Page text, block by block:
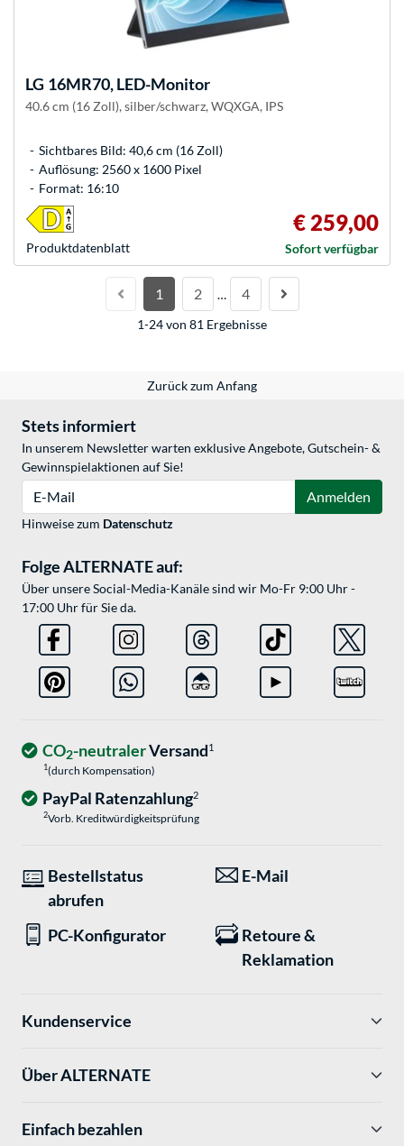
LG 16MR70, LED-Monitor
40.6 cm (16 Zoll), silber/schwarz, WQXGA, IPS
Sichtbares Bild: 40,6 cm (16 Zoll)
Auflösung: 2560 x 1600 Pixel
Format: 16:10
Produkt­datenblatt
€ 259,00
Sofort verfügbar
1 2 … 4
1-24 von 81 Ergebnisse
Zurück zum Anfang
Stets informiert
In unserem Newsletter warten exklusive Angebote, Gutschein- &
Gewinnspielaktionen auf Sie!
Anmelden
Hinweise zum Datenschutz
Folge ALTERNATE auf:
Über unsere Social-Media-Kanäle sind wir Mo-Fr 9:00 Uhr -
17:00 Uhr für Sie da.
CO2-neutralerVersand1
1(durch Kompensation)
PayPal Ratenzahlung2
2Vorb. Kreditwürdigkeitsprüfung
Bestellstatus
abrufen
E-Mail
PC-Konfigurator
Retoure &
Reklamation
Kundenservice
Über ALTERNATE
Einfach bezahlen